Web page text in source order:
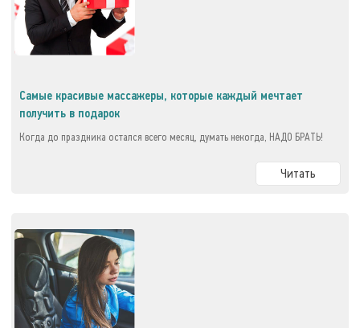
Самые красивые массажеры, которые каждый мечтает
получить в подарок
Когда до праздника остался всего месяц, думать некогда, НАДО БРАТЬ!
Читать